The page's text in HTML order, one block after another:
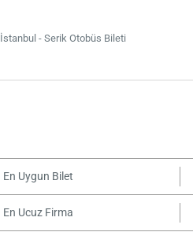
İstanbul - Serik Otobüs Bileti
En Uygun Bilet
En Ucuz Firma